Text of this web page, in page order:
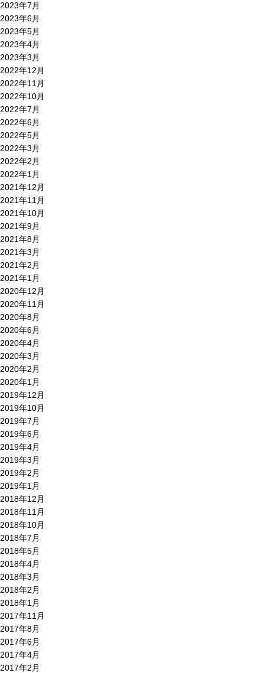
2023年7月
2023年6月
2023年5月
2023年4月
2023年3月
2022年12月
2022年11月
2022年10月
2022年7月
2022年6月
2022年5月
2022年3月
2022年2月
2022年1月
2021年12月
2021年11月
2021年10月
2021年9月
2021年8月
2021年3月
2021年2月
2021年1月
2020年12月
2020年11月
2020年8月
2020年6月
2020年4月
2020年3月
2020年2月
2020年1月
2019年12月
2019年10月
2019年7月
2019年6月
2019年4月
2019年3月
2019年2月
2019年1月
2018年12月
2018年11月
2018年10月
2018年7月
2018年5月
2018年4月
2018年3月
2018年2月
2018年1月
2017年11月
2017年8月
2017年6月
2017年4月
2017年2月